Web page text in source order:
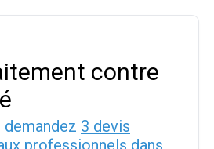
contre
demandez 3 devis
professionnels dans